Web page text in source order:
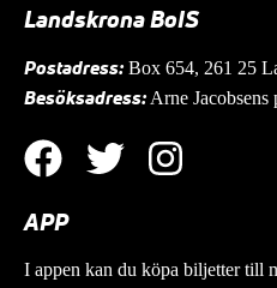
Landskrona BoIS
Postadress: Box 654, 261 25
Besöksadress: Arne Jacobsens
APP
I appen kan du köpa biljetter till